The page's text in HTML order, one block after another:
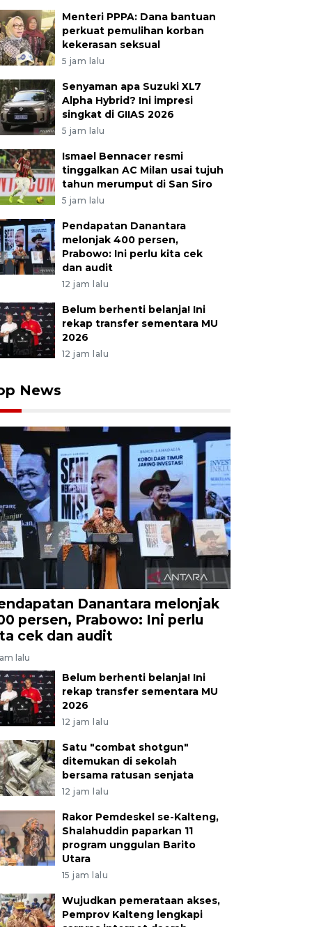
Menteri PPPA: Dana bantuan
perkuat pemulihan korban
kekerasan seksual
5 jam lalu
Senyaman apa Suzuki XL7
Alpha Hybrid? Ini impresi
singkat di GIIAS 2026
5 jam lalu
Ismael Bennacer resmi
tinggalkan AC Milan usai tujuh
tahun merumput di San Siro
5 jam lalu
Pendapatan Danantara
melonjak 400 persen,
Prabowo: Ini perlu kita cek
dan audit
12 jam lalu
Belum berhenti belanja! Ini
rekap transfer sementara MU
2026
12 jam lalu
News
Danantara melonjak
persen, Prabowo: Ini perlu
cek dan audit
lalu
Belum berhenti belanja! Ini
rekap transfer sementara MU
2026
12 jam lalu
Satu "combat shotgun"
ditemukan di sekolah
bersama ratusan senjata
12 jam lalu
Rakor Pemdeskel se-Kalteng,
Shalahuddin paparkan 11
program unggulan Barito
Utara
15 jam lalu
Wujudkan pemerataan akses,
Pemprov Kalteng lengkapi